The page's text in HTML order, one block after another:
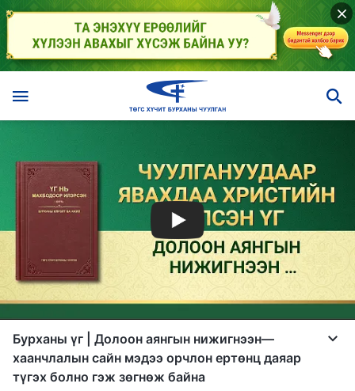
Бурханы үг | Долоон аянгын нижигнээн—
хаанчлалын сайн мэдээ орчлон ертөнц даяар
түгэх болно гэж зөгнөж байна